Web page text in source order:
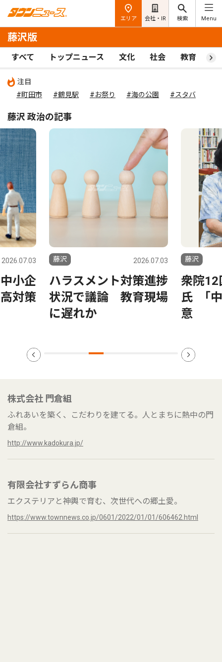
エリア 会社・IR 検索 Menu
藤沢版
すべて トップニュース 文化 社会 教育 ス
注目
#町田市
#鶴見駅 #お祭り #海の公園 #スタバ
藤沢 政治の記事
2026.07.03
進捗
現場
藤沢 2026.06.19
衆院12区落選の阿部
氏 ｢中道｣離党語る真
意
藤沢
藤沢
公開
万円
株式会社 門倉組
ふれあいを築く、こだわりを建てる。人とまちに熱中の門
倉組。
http://www.kadokura.jp/
有限会社すずらん商事
エクステリアと神輿で育む、次世代への郷土愛。
https://www.townnews.co.jp/0601/2022/01/01/606462.html